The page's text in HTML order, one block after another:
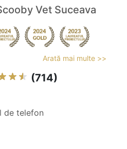
Vet Suceava
Arată mai multe >>
(714)
de telefon